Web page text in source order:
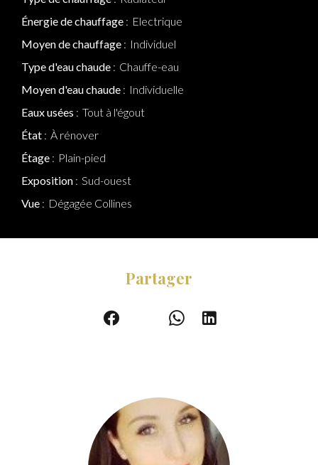
Énergie de chauffage
Electrique
Moyen de chauffage
Individuel
Type d'eau chaude
Chauffe-eau
Moyen d'eau chaude
Individuelle
Eaux usées
Tout à l'égout
État
À rénover
Étage
Plain-pied
Exposition
Sud-ouest
Vue
Dégagée Collines
Partager